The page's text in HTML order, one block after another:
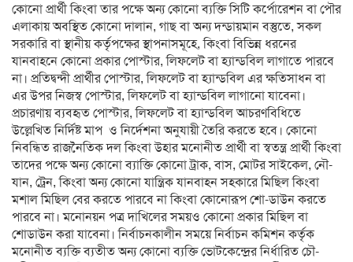
কোনো প্রার্থী কিংবা তার পক্ষে অন্য কোনো ব্যক্তি সিটি কর্পোরেশন বা পৌর
এলাকায় অবস্থিত কোনো দালান, গাছ বা অন্য দন্ডায়মান বস্তুতে, সকল
সরকারি বা স্থানীয় কর্তৃপক্ষের স্থাপনাসমূহে, কিংবা বিভিন্ন ধরনের
যানবাহনে কোনো প্রকার পোস্টার, লিফলেট বা হ্যান্ডবিল লাগাতে পারবে
না। প্রতিদ্বন্দী প্রার্থীর পোস্টার, লিফলেট বা হ্যান্ডবিল এর ক্ষতিসাধন বা
এর উপর নিজস্ব পোস্টার, লিফলেট বা হ্যান্ডবিল লাগানো যাবেনা।
প্রচারণায় ব্যবহৃত পোস্টার, লিফলেট বা হ্যান্ডবিল আচরণবিধিতে
উল্লেখিত নির্দিষ্ট মাপ ও নির্দেশনা অনুযায়ী তৈরি করতে হবে। কোনো
নিবন্ধিত রাজনৈতিক দল কিংবা উহার মনোনীত প্রার্থী বা স্বতন্ত্র প্রার্থী কিংবা
তাদের পক্ষে অন্য কোনো ব্যাক্তি কোনো ট্রাক, বাস, মোটর সাইকেল, নৌ-
যান, ট্রেন, কিংবা অন্য কোনো যান্ত্রিক যানবাহন সহকারে মিছিল কিংবা
মশাল মিছিল বের করতে পারবে না কিংবা কোনোরূপ শো-ডাউন করতে
পারবে না। মনোনয়ন পত্র দাখিলের সময়ও কোনো প্রকার মিছিল বা
শোডাউন করা যাবেনা। নির্বাচনকালীন সময়ে নির্বাচন কমিশন কর্তৃক
মনোনীত ব্যক্তি ব্যতীত অন্য কোনো ব্যক্তি ভোটকেন্দ্রের নির্ধারিত চৌ-